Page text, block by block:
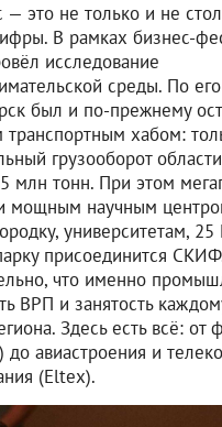
— это не только и не
В рамках бизнес-
исследование
среды. По
был и по-прежнему
хабом:
грузооборот
млн тонн. При этом
мощным научным
университетам,
присоединится
что именно
ВРП и занятость
Здесь есть всё: от
до авиастроения и
(Eltex).